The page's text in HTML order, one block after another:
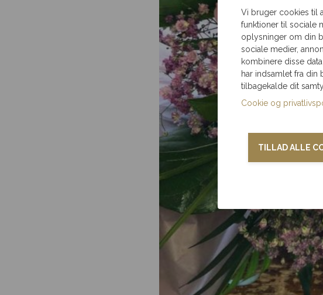
Vi bruger cookies til
funktioner til sociale
oplysninger om din
sociale medier,
kombinere disse
har indsamlet fra din
tilbagekalde dit
Cookie og
TILLAD ALLE